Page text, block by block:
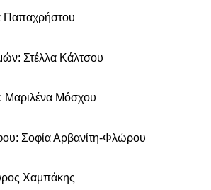
Παπαχρήστου
Στέλλα Κάλτσου
Μαριλένα Μόσχου
Σοφία Αρβανίτη-Φλώρου
Χαμπάκης